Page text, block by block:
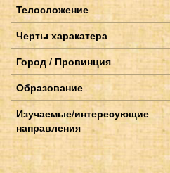
Телосложение
Черты харакатера
Город / Провинция
Образование
Изучаемые/интересующие
направления